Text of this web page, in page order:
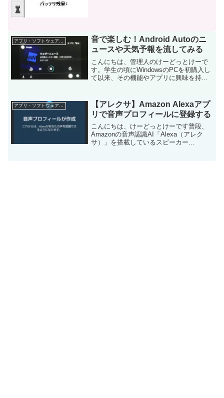
音で楽しむ！Android Autoのニ
ュースや天気予報を流してみる
こんにちは、管理人のけーどっとけーで
す。学生の頃にWindowsのPCを初購入し
て以来、その機能やアプリに興味を持ち
機能や便利なアプリを使ってみることを
趣味としてい...
【アレクサ】Amazon Alexaアプ
リで音声プロフィールに登録する
こんにちは、けーどっとけーです普段、
Amazonの音声認識AI「Alexa（アレク
サ）」を搭載しているスピーカー